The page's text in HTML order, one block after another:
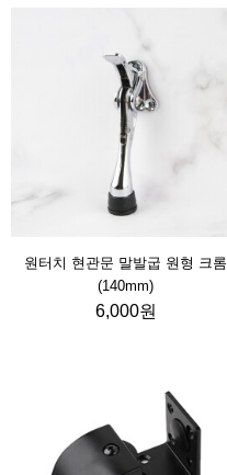
원터치 현관문 말발굽 원형 크롬
(140mm)
6,000원